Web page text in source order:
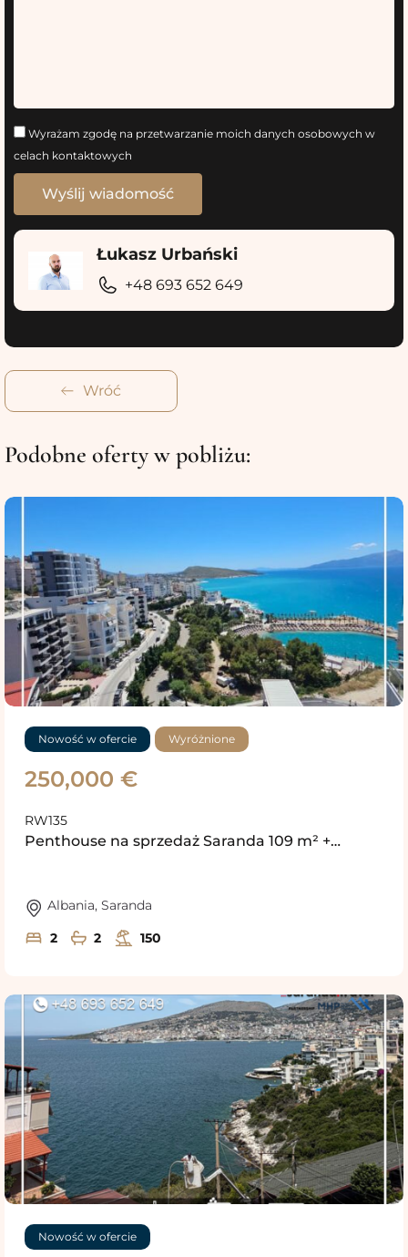
Wyrażam zgodę na przetwarzanie moich danych osobowych w
celach kontaktowych
Łukasz Urbański
+48 693 652 649
Wróć
Podobne oferty w pobliżu:
Nowość w ofercie Wyróżnione
250,000 €
RW135
Penthouse na sprzedaż Saranda 109 m² +…
Albania, Saranda
2
2 150
Nowość w ofercie